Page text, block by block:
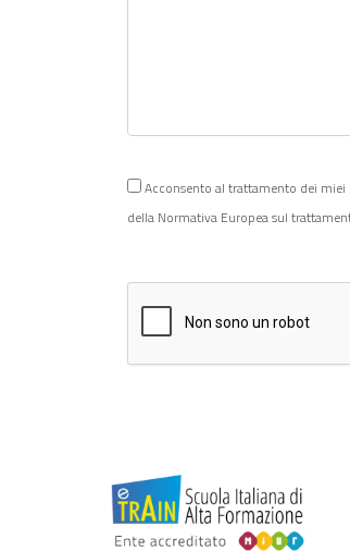
Acconsento al trattamento dei
della Normativa Europea sul